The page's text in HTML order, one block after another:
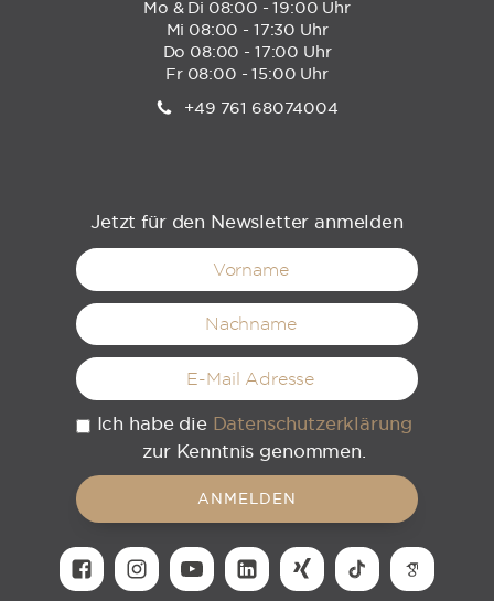
Mo & Di 08:00 - 19:00 Uhr
Mi 08:00 - 17:30 Uhr
Do 08:00 - 17:00 Uhr
Fr 08:00 - 15:00 Uhr
+49 761 68074004
Jetzt für den Newsletter anmelden
Ich habe die Datenschutzerklärung
zur Kenntnis genommen.
ANMELDEN